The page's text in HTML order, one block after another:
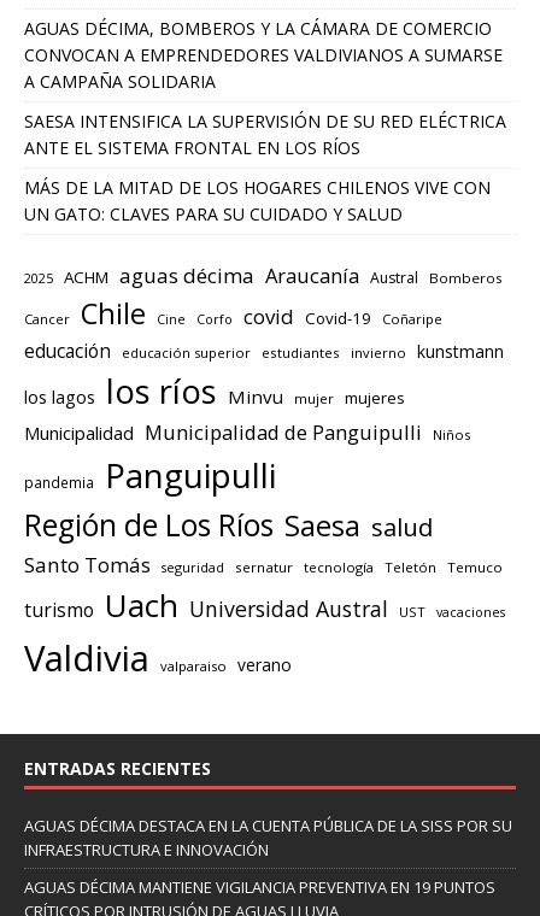
AGUAS DÉCIMA, BOMBEROS Y LA CÁMARA DE COMERCIO
CONVOCAN A EMPRENDEDORES VALDIVIANOS A SUMARSE
A CAMPAÑA SOLIDARIA
SAESA INTENSIFICA LA SUPERVISIÓN DE SU RED ELÉCTRICA
ANTE EL SISTEMA FRONTAL EN LOS RÍOS
MÁS DE LA MITAD DE LOS HOGARES CHILENOS VIVE CON
UN GATO: CLAVES PARA SU CUIDADO Y SALUD
2025 ACHM aguas décima Araucanía Austral Bomberos
Cancer Chile Cine Corfo covid Covid-19 Coñaripe
educación educación superior estudiantes invierno kunstmann
los lagos los ríos Minvu mujer mujeres
Municipalidad Municipalidad de Panguipulli Niños
pandemia Panguipulli
Región de Los Ríos Saesa salud
Santo Tomás seguridad sernatur tecnología Teletón Temuco
turismo Uach Universidad Austral UST vacaciones
Valdivia valparaiso verano
ENTRADAS RECIENTES
AGUAS DÉCIMA DESTACA EN LA CUENTA PÚBLICA DE LA SISS POR SU
INFRAESTRUCTURA E INNOVACIÓN
AGUAS DÉCIMA MANTIENE VIGILANCIA PREVENTIVA EN 19 PUNTOS
CRÍTICOS POR INTRUSIÓN DE AGUAS LLUVIA